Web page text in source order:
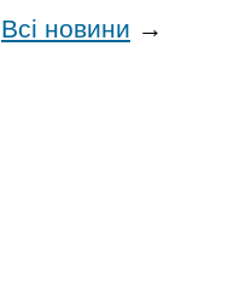
Всі новини →